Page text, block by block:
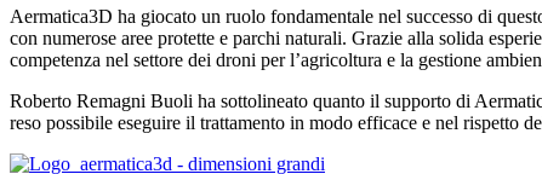
Aermatica3D ha giocato un ruolo fondamentale nel successo di
con numerose aree protette e parchi naturali. Grazie alla solida
competenza nel settore dei droni per l’agricoltura e la gestione
Roberto Remagni Buoli ha sottolineato quanto il supporto di
reso possibile eseguire il trattamento in modo efficace e nel rispetto